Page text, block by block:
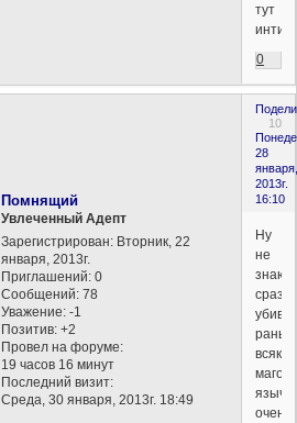
тут
0
10
28
января,
2013г.
16:10
Помнящий
Увлеченный Адепт
Зарегистрирован: Вторник, 22
января, 2013г.
Приглашений: 0
Сообщений: 78
Уважение: -1
Позитив: +2
Провел на форуме:
19 часов 16 минут
Последний визит:
Среда, 30 января, 2013г. 18:49
Ну
не
сразу
всяких
магов-
очень